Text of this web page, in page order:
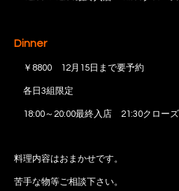
Dinner
￥8800 12月15日まで要予約
各日3組限定
18:00～20:00最終入店 21:30クローズ
料理内容はおまかせです。
苦手な物等ご相談下さい。